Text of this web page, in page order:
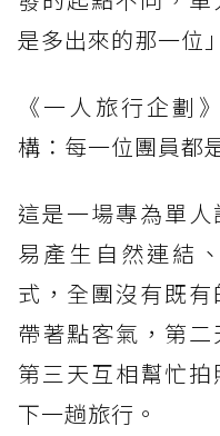
是多出來的那一位
《一人旅行企劃
構：每一位團員都
這是一場專為單
易產生自然連結
式，全團沒有既
帶著點客氣，第二
第三天互相幫忙
下一趟旅行。